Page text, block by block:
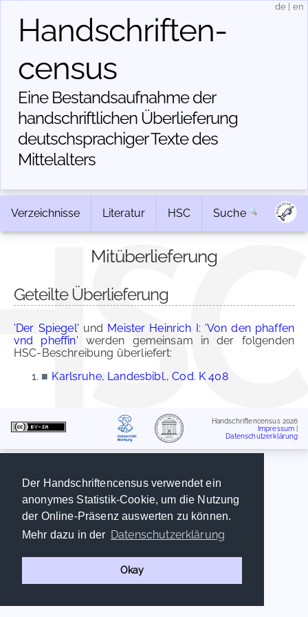
Der Handschriftencensus verwendet ein
anonymes Statistik-Cookie, um die Nutzung
der Online-Präsenz auswerten zu können.
Mehr dazu in der Datenschutzerklärung
Okay
Handschriften­
census
Eine Bestandsaufnahme der
handschriftlichen Über­lieferung
deutschsprachiger Texte des
Mittelalters
de en
Verzeichnisse Literatur HSC Suche
Mitüberlieferung
Geteilte Überlieferung
'Der Spiegel' und Meister Heinrich I: 'Von den phaffen
vnd pheffin' werden gemeinsam in der folgenden
HSC-Beschreibung überliefert:
■ Karlsruhe, Landesbibl., Cod. K 408
Handschriftencensus 2026
Impressum
Datenschutzerklärung